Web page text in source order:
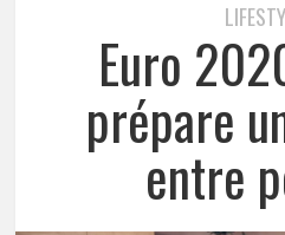
Euro
prépare
entre